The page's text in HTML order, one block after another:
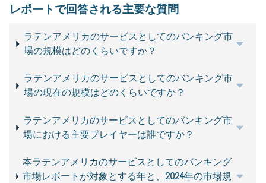
レポートで回答される主要な質問
ラテンアメリカのサービスとしてのバンキング市
場の規模はどのくらいですか？
ラテンアメリカのサービスとしてのバンキング市
場の現在の規模はどのくらいですか？
ラテンアメリカのサービスとしてのバンキング市
場における主要プレイヤーは誰ですか？
本ラテンアメリカのサービスとしてのバンキング
市場レポートが対象とする年と、2024年の市場規